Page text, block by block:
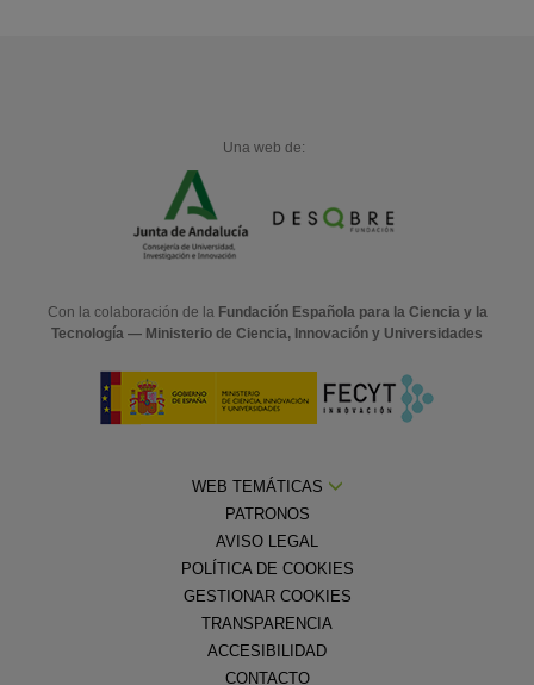
Una web de:
Con la colaboración de la Fundación Española para la Ciencia y la
Tecnología — Ministerio de Ciencia, Innovación y Universidades
WEB TEMÁTICAS
PATRONOS
AVISO LEGAL
POLÍTICA DE COOKIES
GESTIONAR COOKIES
TRANSPARENCIA
ACCESIBILIDAD
CONTACTO